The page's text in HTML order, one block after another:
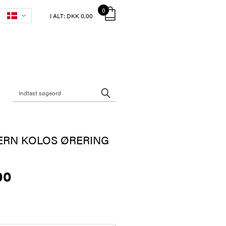
0
I ALT: DKK 0,00
KOLOS ØRERING